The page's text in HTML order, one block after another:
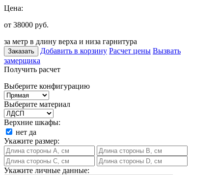
Цена:
от 38000 руб.
за метр в длину верха и низа гарнитура
Заказать Добавить в корзину Расчет цены Вызвать
замерщика
Получить расчет
Выберите конфигурацию
Выберите материал
Верхние шкафы:
нет да
Укажите размер:
Укажите личные данные: